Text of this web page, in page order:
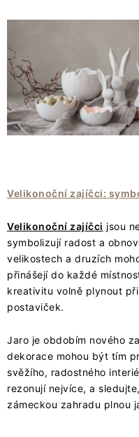
Velikonoční zajíčci:
Velikonoční zajíčci jsou
symbolizují radost a
velikostech a druzích
přinášejí do každé
kreativitu volně plynout
postaviček.
Jaro je obdobím nového
dekorace mohou být tím
svěžího, radostného
rezonují nejvíce, a
zámeckou zahradu plnou